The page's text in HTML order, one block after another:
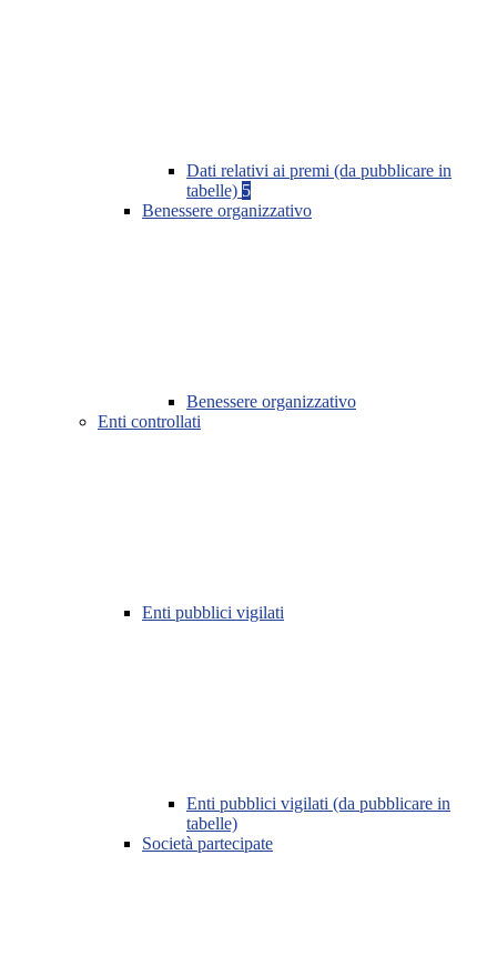
Dati relativi ai premi (da pubblicare in
tabelle) 5
Benessere organizzativo
Benessere organizzativo
Enti controllati
Enti pubblici vigilati
Enti pubblici vigilati (da pubblicare in
tabelle)
Società partecipate